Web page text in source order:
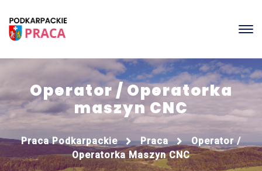
Operator / Operatorka
maszyn CNC
Praca Podkarpackie Praca
Operator /
Operatorka Maszyn CNC